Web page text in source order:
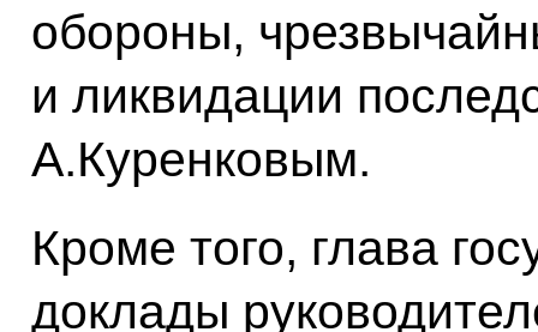
обороны,
и ликвидации
А.Куренковым.
Кроме того, глава
доклады